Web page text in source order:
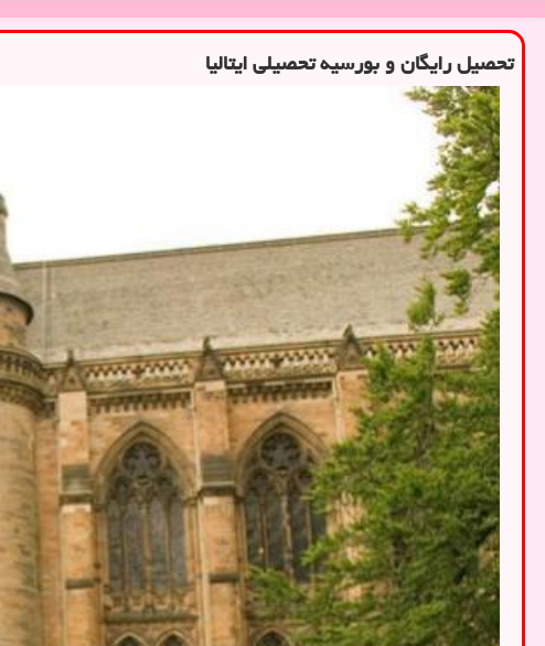
تحصیل رایگان و بورسیه تحصیلی ایتالیا